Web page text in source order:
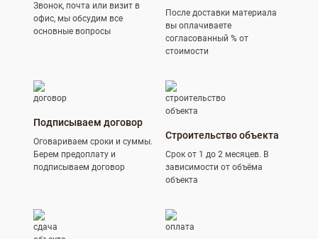
Звонок, почта или визит в
офис, мы обсудим все
основные вопросы
После доставки материала
вы оплачиваете
согласованный % от
стоимости
Подписываем договор
Оговариваем сроки и суммы.
Берем предоплату и
подписываем договор
Строительство объекта
Срок от 1 до 2 месяцев. В
зависимости от объёма
объекта